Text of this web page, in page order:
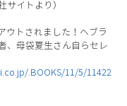
サイトより）
ウトされました！ヘブラ
、母袋夏生さん自らセレ
.BOOKS/11/5/11422